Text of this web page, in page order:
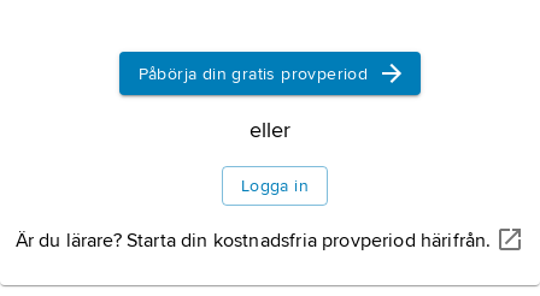
Påbörja din gratis provperiod
eller
Logga in
Är du lärare? Starta din kostnadsfria provperiod härifrån.